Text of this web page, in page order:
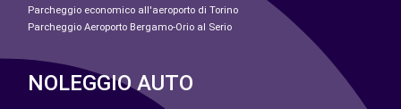
Parcheggio economico all'aeroporto di Torino
Parcheggio Aeroporto Bergamo-Orio al Serio
NOLEGGIO AUTO